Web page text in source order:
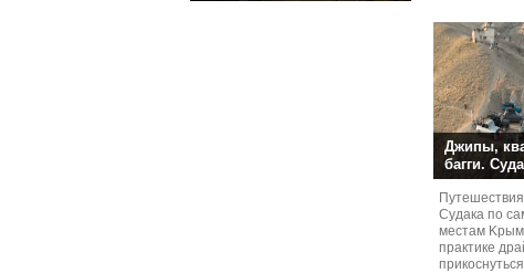
Джипы,
багги.
Путешествия
Судaка по
местам
практике